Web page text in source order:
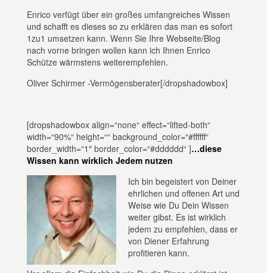
Enrico verfügt über ein großes umfangreiches Wissen
und schafft es dieses so zu erklären das man es sofort
1zu1 umsetzen kann. Wenn Sie Ihre Webseite/Blog
nach vorne bringen wollen kann ich Ihnen Enrico
Schütze wärmstens weiterempfehlen.
Oliver Schirmer -Vermögensberater[/dropshadowbox]
[dropshadowbox align=“none“ effect=“lifted-both“
width=“90%“ height=““ background_color=“#ffffff“
border_width=“1″ border_color=“#dddddd“ ]…diese
Wissen kann wirklich Jedem nutzen
Ich bin begeistert von Deiner
ehrlichen und offenen Art und
Weise wie Du Dein Wissen
weiter gibst. Es ist wirklich
jedem zu empfehlen, dass er
von Diener Erfahrung
profitieren kann.